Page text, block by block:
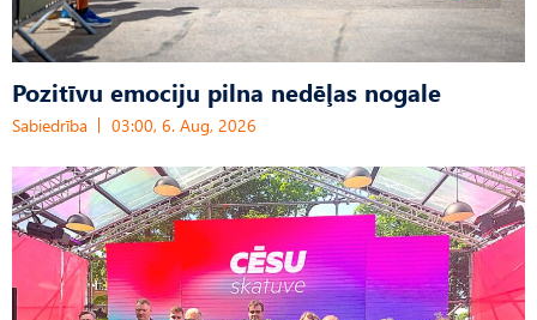
Pozitīvu emociju pilna nedēļas nogale
Sabiedrība 03:00, 6. Aug, 2026